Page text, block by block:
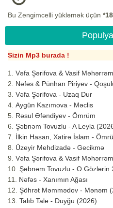
Bu Zengimcelli yükləmək üçün
Sizin Mp3 burada !
Vəfa Şərifova & Vasif
Nəfəs & Pünhan Piriyev -
Vəfa Şərifova - Uzaq Dur
Aygün Kazımova - Məclis
Rəsul Əfəndiyev - Ömrüm
Şəbnəm Tovuzlu - A Leyla
İlkin Hasan, Xatirə İslam -
Üzeyir Mehdizadə - Gecikmə
Vəfa Şərifova & Vasif
Şəbnəm Tovuzlu - O Gözlərin
Nəfəs - Xanımın Ağası
Şöhrət Məmmədov - Mənəm
Talıb Tale - Duyğu (2026)